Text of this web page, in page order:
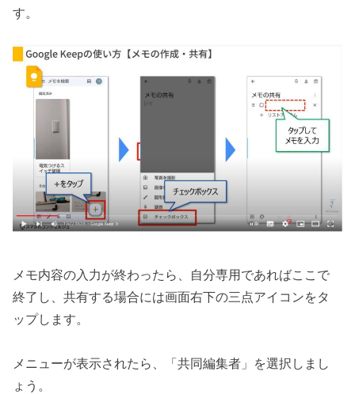
す。
メモ内容の入力が終わったら、自分専用であればここで
終了し、共有する場合には画面右下の三点アイコンをタ
ップします。
メニューが表示されたら、「共同編集者」を選択しまし
ょう。